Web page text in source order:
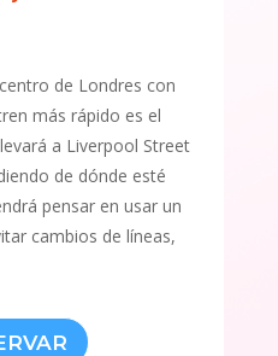
de Londres con
más rápido es el
a Liverpool Street
de dónde esté
pensar en usar un
cambios de líneas,